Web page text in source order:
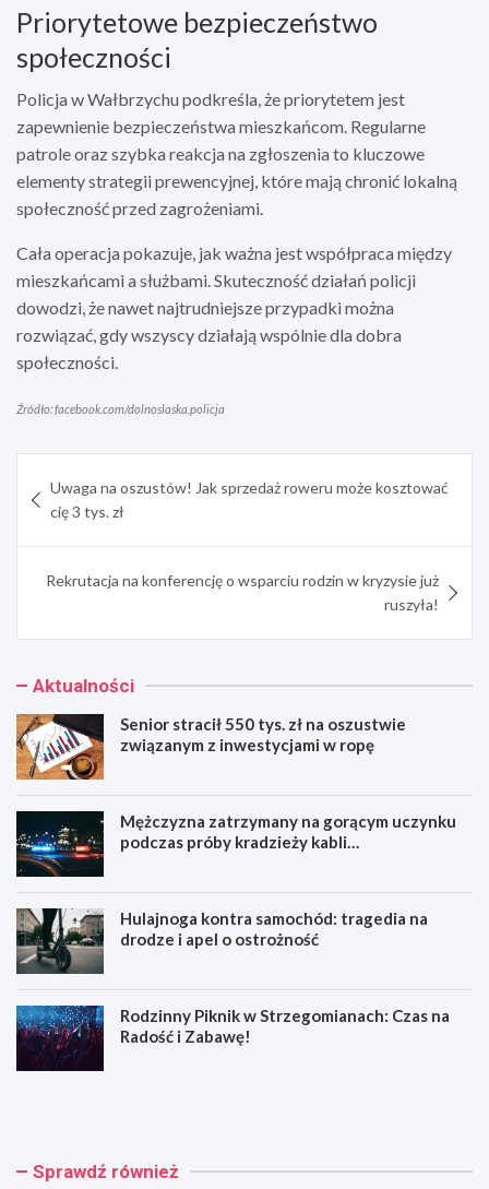
Priorytetowe bezpieczeństwo
społeczności
Policja w Wałbrzychu podkreśla, że priorytetem jest
zapewnienie bezpieczeństwa mieszkańcom. Regularne
patrole oraz szybka reakcja na zgłoszenia to kluczowe
elementy strategii prewencyjnej, które mają chronić lokalną
społeczność przed zagrożeniami.
Cała operacja pokazuje, jak ważna jest współpraca między
mieszkańcami a służbami. Skuteczność działań policji
dowodzi, że nawet najtrudniejsze przypadki można
rozwiązać, gdy wszyscy działają wspólnie dla dobra
społeczności.
Źródło: facebook.com/dolnoslaska.policja
wpisu
Uwaga na oszustów! Jak sprzedaż roweru może kosztować
cię 3 tys. zł
Rekrutacja na konferencję o wsparciu rodzin w kryzysie już
ruszyła!
Aktualności
Senior stracił 550 tys. zł na oszustwie
związanym z inwestycjami w ropę
Mężczyzna zatrzymany na gorącym uczynku
podczas próby kradzieży kabli
Hulajnoga kontra samochód: tragedia na
drodze i apel o ostrożność
Rodzinny Piknik w Strzegomianach: Czas na
Radość i Zabawę!
S
r
M
y Sprawdź również